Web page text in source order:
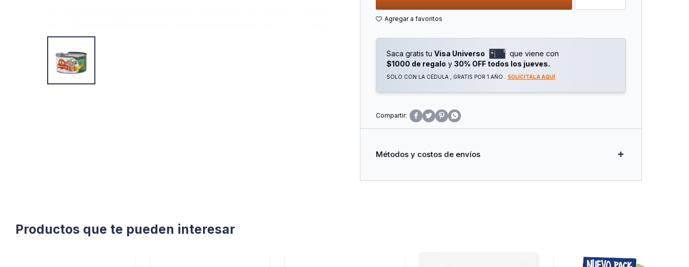
Saca gratis tu Visa Universo
que viene con
$1000 de regalo y 30% OFF todos los jueves.
SOLO CON LA CÉDULA , GRATIS POR 1 AÑO . SOLICITALA AQUÍ
   
Métodos y costos de envíos
Productos que te pueden interesar